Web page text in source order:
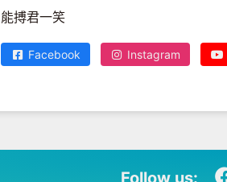
能搏君一笑
Facebook Instagram
Follow us: